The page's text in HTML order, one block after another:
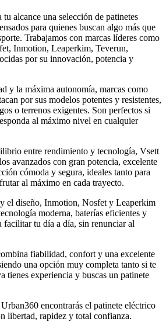
alcance una selección de patinetes
para quienes buscan algo más que
Trabajamos con marcas líderes como
Inmotion, Leaperkim, Teverun,
por su innovación, potencia y
y la máxima autonomía, marcas como
por sus modelos potentes y resistentes,
o terrenos exigentes. Son perfectos si
al máximo nivel en cualquier
entre rendimiento y tecnología, Vsett
avanzados con gran potencia, excelente
cómoda y segura, ideales tanto para
al máximo en cada trayecto.
el diseño, Inmotion, Nosfet y Leaperkim
moderna, baterías eficientes y
facilitar tu día a día, sin renunciar al
fiabilidad, confort y una excelente
una opción muy completa tanto si te
tienes experiencia y buscas un patinete
encontrarás el patinete eléctrico
libertad, rapidez y total confianza.